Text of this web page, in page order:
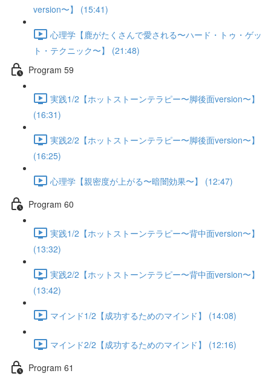
version〜】 (15:41)
心理学【鹿がたくさんで愛される〜ハード・トゥ・ゲッ
ト・テクニック〜】 (21:48)
Program 59
実践1/2【ホットストーンテラピー〜脚後面version〜】
(16:31)
実践2/2【ホットストーンテラピー〜脚後面version〜】
(16:25)
心理学【親密度が上がる〜暗闇効果〜】 (12:47)
Program 60
実践1/2【ホットストーンテラピー〜背中面version〜】
(13:32)
実践2/2【ホットストーンテラピー〜背中面version〜】
(13:42)
マインド1/2【成功するためのマインド】 (14:08)
マインド2/2【成功するためのマインド】 (12:16)
Program 61